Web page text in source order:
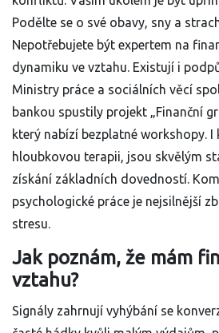
Podělte se o své obavy, sny a
Nepotřebujete být expertem na
dynamiku ve vztahu. Existují i
Ministry práce a sociálních věcí
bankou spustily projekt „Finanční
který nabízí bezplatné workshopy. I
hloubkovou terapii, jsou skvělým
získání základních dovedností.
psychologické práce je nejsilnější
stresu.
Jak poznám, že mám
vztahu?
Signály zahrnují vyhýbání se